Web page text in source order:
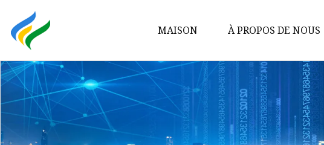
MAISON À PROPOS DE NOUS